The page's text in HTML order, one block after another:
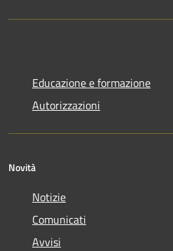
Educazione e formazione
Autorizzazioni
Novità
Notizie
Comunicati
Avvisi